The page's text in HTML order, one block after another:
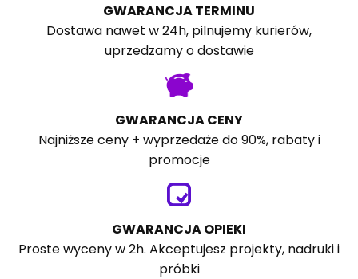
GWARANCJA TERMINU
Dostawa nawet w 24h, pilnujemy kurierów,
uprzedzamy o dostawie
GWARANCJA CENY
Najniższe ceny + wyprzedaże do 90%, rabaty i
promocje
GWARANCJA OPIEKI
Proste wyceny w 2h. Akceptujesz projekty, nadruki i
próbki